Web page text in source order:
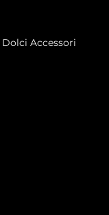
Dolci Accessori